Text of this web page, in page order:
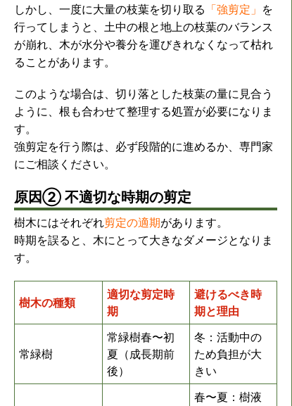
しかし、一度に大量の枝葉を切り取る 「強剪定」 を
行ってしまうと、土中の根と地上の枝葉のバランス
が崩れ、木が水分や養分を運びきれなくなって枯れ
ることがあります。
このような場合は、切り落とした枝葉の量に見合う
ように、根も合わせて整理する処置が必要になりま
す。
強剪定を行う際は、必ず段階的に進めるか、専門家
にご相談ください。
原因② 不適切な時期の剪定
樹木にはそれぞれ剪定の適期があります。
時期を誤ると、木にとって大きなダメージとなりま
す。
樹木の種類
適切な剪定時
期
避けるべき時
期と理由
常緑樹
常緑樹春〜初
夏（成長期前
後）
冬：活動中の
ため負担が大
きい
春〜夏：樹液